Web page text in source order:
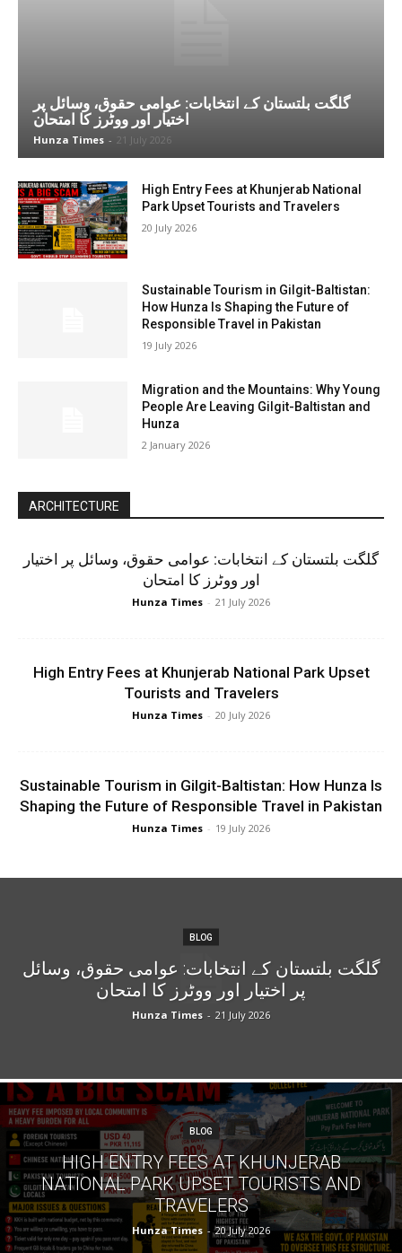
گلگت بلتستان کے انتخابات: عوامی حقوق، وسائل پر
اختیار اور ووٹرز کا امتحان
Hunza Times - 21 July 2026
High Entry Fees at Khunjerab National
Park Upset Tourists and Travelers
20 July 2026
Sustainable Tourism in Gilgit-Baltistan:
How Hunza Is Shaping the Future of
Responsible Travel in Pakistan
19 July 2026
Migration and the Mountains: Why Young
People Are Leaving Gilgit-Baltistan and
Hunza
2 January 2026
ARCHITECTURE
گلگت بلتستان کے انتخابات: عوامی حقوق، وسائل پر اختیار
اور ووٹرز کا امتحان
Hunza Times - 21 July 2026
High Entry Fees at Khunjerab National Park Upset
Tourists and Travelers
Hunza Times - 20 July 2026
Sustainable Tourism in Gilgit-Baltistan: How Hunza Is
Shaping the Future of Responsible Travel in Pakistan
Hunza Times - 19 July 2026
BLOG
گلگت بلتستان کے انتخابات: عوامی حقوق، وسائل
پر اختیار اور ووٹرز کا امتحان
Hunza Times - 21 July 2026
BLOG
HIGH ENTRY FEES AT KHUNJERAB
NATIONAL PARK UPSET TOURISTS AND
TRAVELERS
Hunza Times - 20 July 2026